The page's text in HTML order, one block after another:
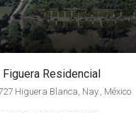
Figuera Residencial
Higuera Blanca, Nay., México